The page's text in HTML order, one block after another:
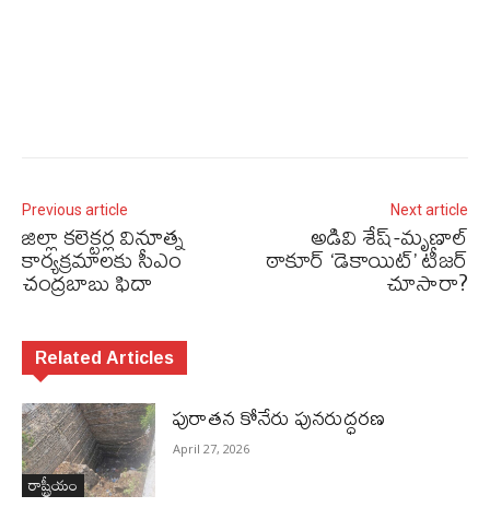
Previous article
జిల్లా కలెక్టర్ల వినూత్న
కార్యక్రమాలకు సీఎం
చంద్రబాబు ఫిదా
Next article
అడివి శేష్-మృణాల్
ఠాకూర్ ‘డెకాయిట్’ టీజర్
చూసారా?
Related Articles
రాష్ట్రీయం
పురాత‌న కోనేరు పున‌రుద్ధ‌ర‌ణ
April 27, 2026